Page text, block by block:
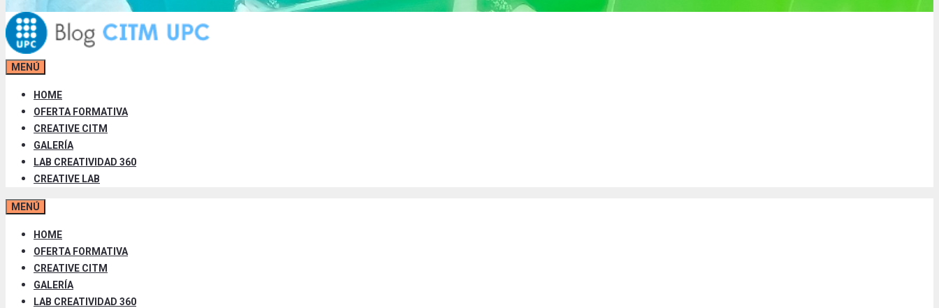
MENÚ
HOME
OFERTA FORMATIVA
CREATIVE CITM
GALERÍA
LAB CREATIVIDAD 360
CREATIVE LAB
MENÚ
HOME
OFERTA FORMATIVA
CREATIVE CITM
GALERÍA
LAB CREATIVIDAD 360